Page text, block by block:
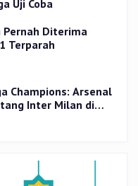
Uji Coba
Pernah Diterima
Terparah
Champions: Arsenal
Inter Milan di